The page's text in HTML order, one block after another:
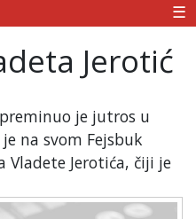
☰
Jerotić
je jutros u
na svom Fejsbuk
Vladete Jerotića, čiji je